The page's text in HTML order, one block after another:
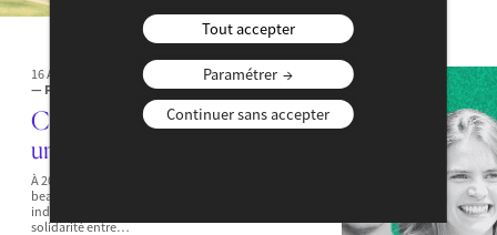
16 AVRIL 2025
— PODCASTS
— ENVIRONNEMENT & ÉNERGIE
Conflit intergénérationnel,
une coexistence possible ?
À 20 ans, la retraite semble lointaine et incertaine, et
beaucoup de jeunes n’y pensent même pas. Cette
indifférence soulève pourtant une question clé : la
solidarité entre…
Tout accepter
Paramétrer
Continuer sans accepter